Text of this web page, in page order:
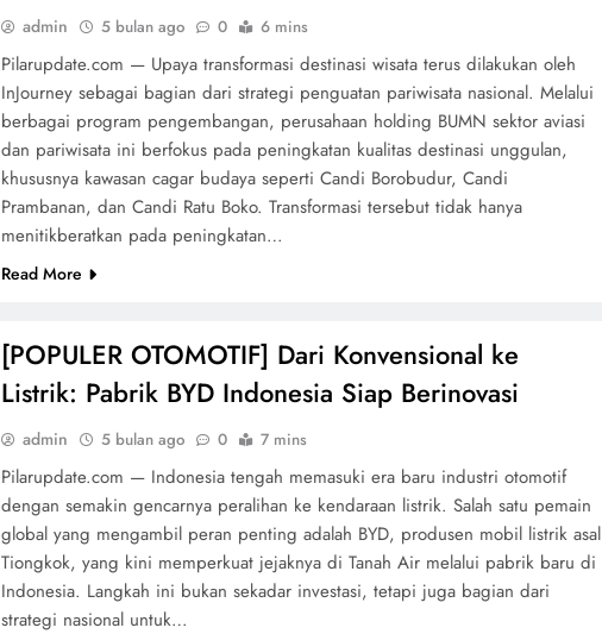
admin 5 bulan ago 0 6 mins
Pilarupdate.com — Upaya transformasi destinasi wisata terus dilakukan oleh
InJourney sebagai bagian dari strategi penguatan pariwisata nasional. Melalui
berbagai program pengembangan, perusahaan holding BUMN sektor aviasi
dan pariwisata ini berfokus pada peningkatan kualitas destinasi unggulan,
khususnya kawasan cagar budaya seperti Candi Borobudur, Candi
Prambanan, dan Candi Ratu Boko. Transformasi tersebut tidak hanya
menitikberatkan pada peningkatan…
Read More
[POPULER OTOMOTIF] Dari Konvensional ke
Listrik: Pabrik BYD Indonesia Siap Berinovasi
admin 5 bulan ago 0 7 mins
Pilarupdate.com — Indonesia tengah memasuki era baru industri otomotif
dengan semakin gencarnya peralihan ke kendaraan listrik. Salah satu pemain
global yang mengambil peran penting adalah BYD, produsen mobil listrik asal
Tiongkok, yang kini memperkuat jejaknya di Tanah Air melalui pabrik baru di
Indonesia. Langkah ini bukan sekadar investasi, tetapi juga bagian dari
strategi nasional untuk…